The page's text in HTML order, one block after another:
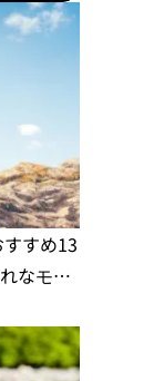
すすめ13
なモデ